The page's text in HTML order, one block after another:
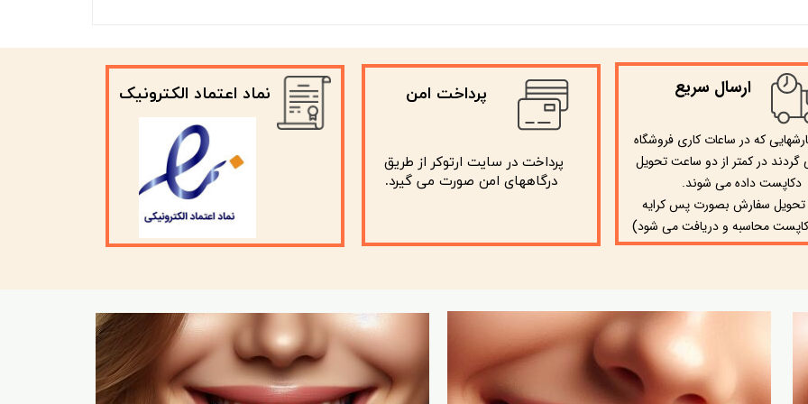
ارسال سریع
که در ساعات کاری فروشگاه
در کمتر از دو ساعت تحویل
دکاپست داده می شوند.
تحویل سفارش بصورت پس کرایه
محاسبه و دریافت می شود)
پرداخت در سایت ارتوکر از طریق
​​​​​​​ درگاههای امن صورت می گیرد.
پرداخت امن نماد اعتماد الکترونیک